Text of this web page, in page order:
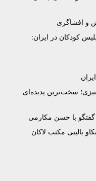
و افشاگری
کودکان در ایران:
سخت‌ترین پدیده‌ای
با حسن مکارمی
بالینی مکتب لاکان